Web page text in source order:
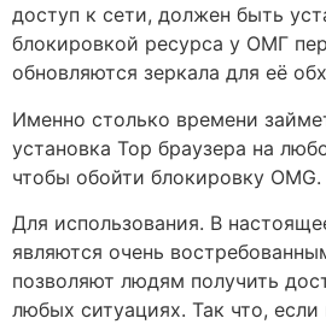
доступ к сети, должен быть
блокировкой ресурса у ОМГ
обновляются зеркала для её
Именно столько времени
установка Тор браузера на
чтобы обойти блокировку OMG.
Для использования. В
являются очень
позволяют людям получить
любых ситуациях. Так что, если